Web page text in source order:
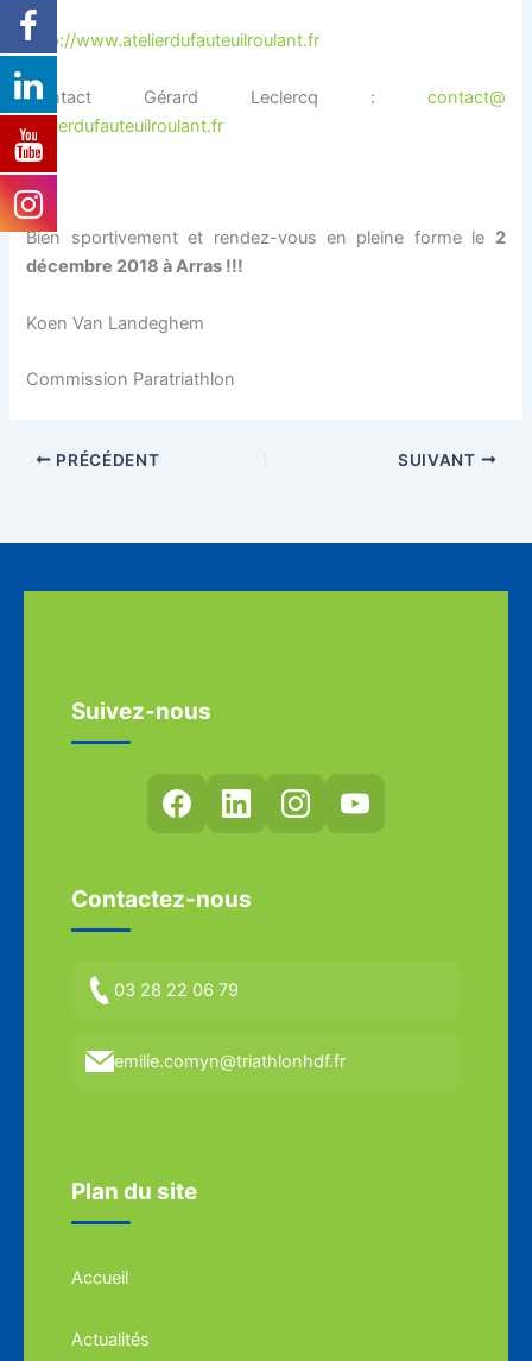
http://www.atelierdufauteuilroulant.fr
Contact Gérard Leclercq : contact@
atelierdufauteuilroulant.fr
Bien sportivement et rendez-vous en pleine forme le 2
décembre 2018 à Arras !!!
Koen Van Landeghem
Commission Paratriathlon
PRÉCÉDENT SUIVANT
Suivez-nous
Contactez-nous
03 28 22 06 79
emilie.comyn@triathlonhdf.fr
Plan du site
Accueil
Actualités